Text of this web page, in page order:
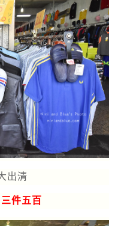
出清
件五百